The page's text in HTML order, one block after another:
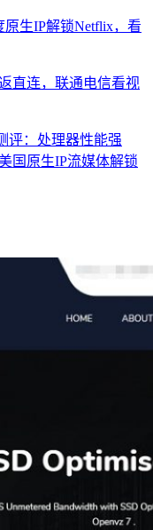
原生IP解锁Netflix，看
直连，联通电信看视
评：处理器性能强
国原生IP流媒体解锁